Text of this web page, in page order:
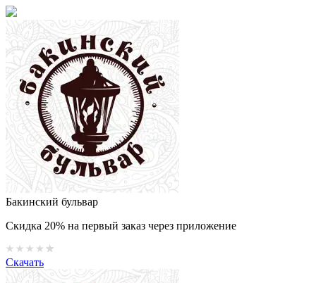
Бакинский бульвар
Скидка 20% на первый заказ через приложение
Скачать